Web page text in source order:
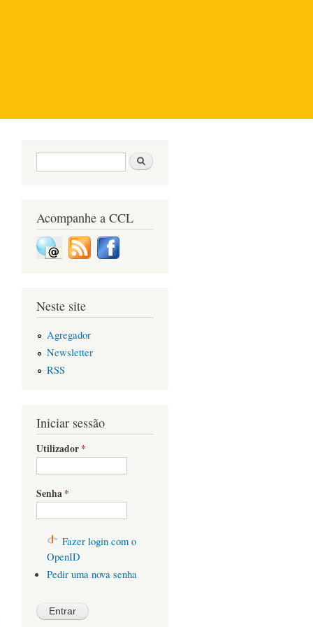
sobre
Formulário de pesquisa
Pesquisar
Acompanhe a CCL
Neste site
Agregador
Newsletter
RSS
Iniciar sessão
Utilizador*
Senha*
Fazer login com o
OpenID
Pedir uma nova senha